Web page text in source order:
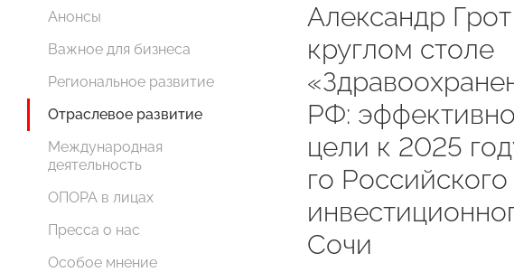
Анонсы
Важное для бизнеса
Региональное развитие
Отраслевое развитие
Международная
деятельность
ОПОРА в лицах
Пресса о нас
Особое мнение
Александр
круглом столе
РФ:
цели к 2025
го Российского
Сочи